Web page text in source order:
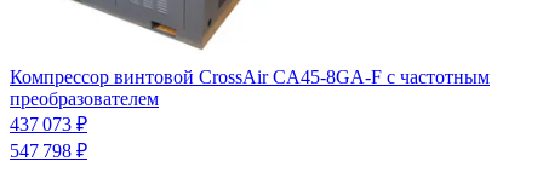
Компрессор винтовой CrossAir CA45-8GA-F с частотным
преобразователем
437 073 ₽
547 798 ₽